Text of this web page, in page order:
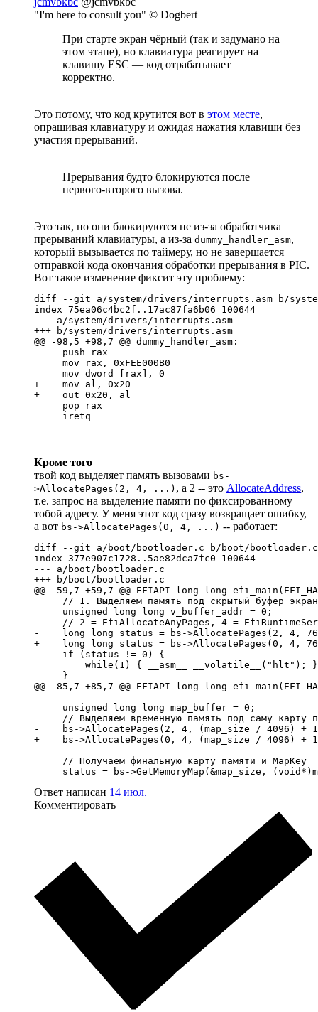
"I'm here to consult you" © Dogbert
При старте экран чёрный (так и задумано на
этом этапе), но клавиатура реагирует на
клавишу ESC — код отрабатывает
корректно.
Это потому, что код крутится вот в этом месте,
опрашивая клавиатуру и ожидая нажатия клавиши без
участия прерываний.
Прерывания будто блокируются после
первого-второго вызова.
Это так, но они блокируются не из-за обработчика
прерываний клавиатуры, а из-за dummy_handler_asm,
который вызывается по таймеру, но не завершается
отправкой кода окончания обработки прерывания в PIC.
Вот такое изменение фиксит эту проблему:
diff --git a/system/drivers/interrupts.asm b/
index 75ea06c4bc2f..17ac87fa6b06 100644
--- a/system/drivers/interrupts.asm
+++ b/system/drivers/interrupts.asm
@@ -98,5 +98,7 @@ dummy_handler_asm:
     push rax
     mov rax, 0xFEE000B0
     mov dword [rax], 0
+    mov al, 0x20
+    out 0x20, al
     pop rax
     iretq
Кроме того
твой код выделяет память вызовами bs-
>AllocatePages(2, 4, ...) , а 2 -- это AllocateAddress,
т.е. запрос на выделение памяти по фиксированному
тобой адресу. У меня этот код сразу возвращает ошибку,
а вот bs->AllocatePages(0, 4, ...) -- работает:
diff --git a/boot/bootloader.c b/boot/bootloader.c
index 377e907c1728..5ae82dca7fc0 100644
--- a/boot/bootloader.c
+++ b/boot/bootloader.c
@@ -59,7 +59,7 @@ EFIAPI long long
// 1. Выделяем память под скрытый буфер
     unsigned long long v_buffer_addr = 0;
// 2 = EfiAllocateAnyPages, 4 =
-    long long status = bs->AllocatePages(2, 4,
+    long long status = bs->AllocatePages(0, 4,
     if (status != 0) {
         while(1) { __asm__ __volatile__("hlt"); }
     }
@@ -85,7 +85,7 @@ EFIAPI long long
     unsigned long long map_buffer = 0;
// Выделяем временную память под саму карту
-    bs->AllocatePages(2, 4, (map_size / 4096) +
+    bs->AllocatePages(0, 4, (map_size / 4096) +
     // Получаем финальную карту памяти и MapKey
status = bs->GetMemoryMap(&map_size,
Ответ написан 14 июл.
Комментировать